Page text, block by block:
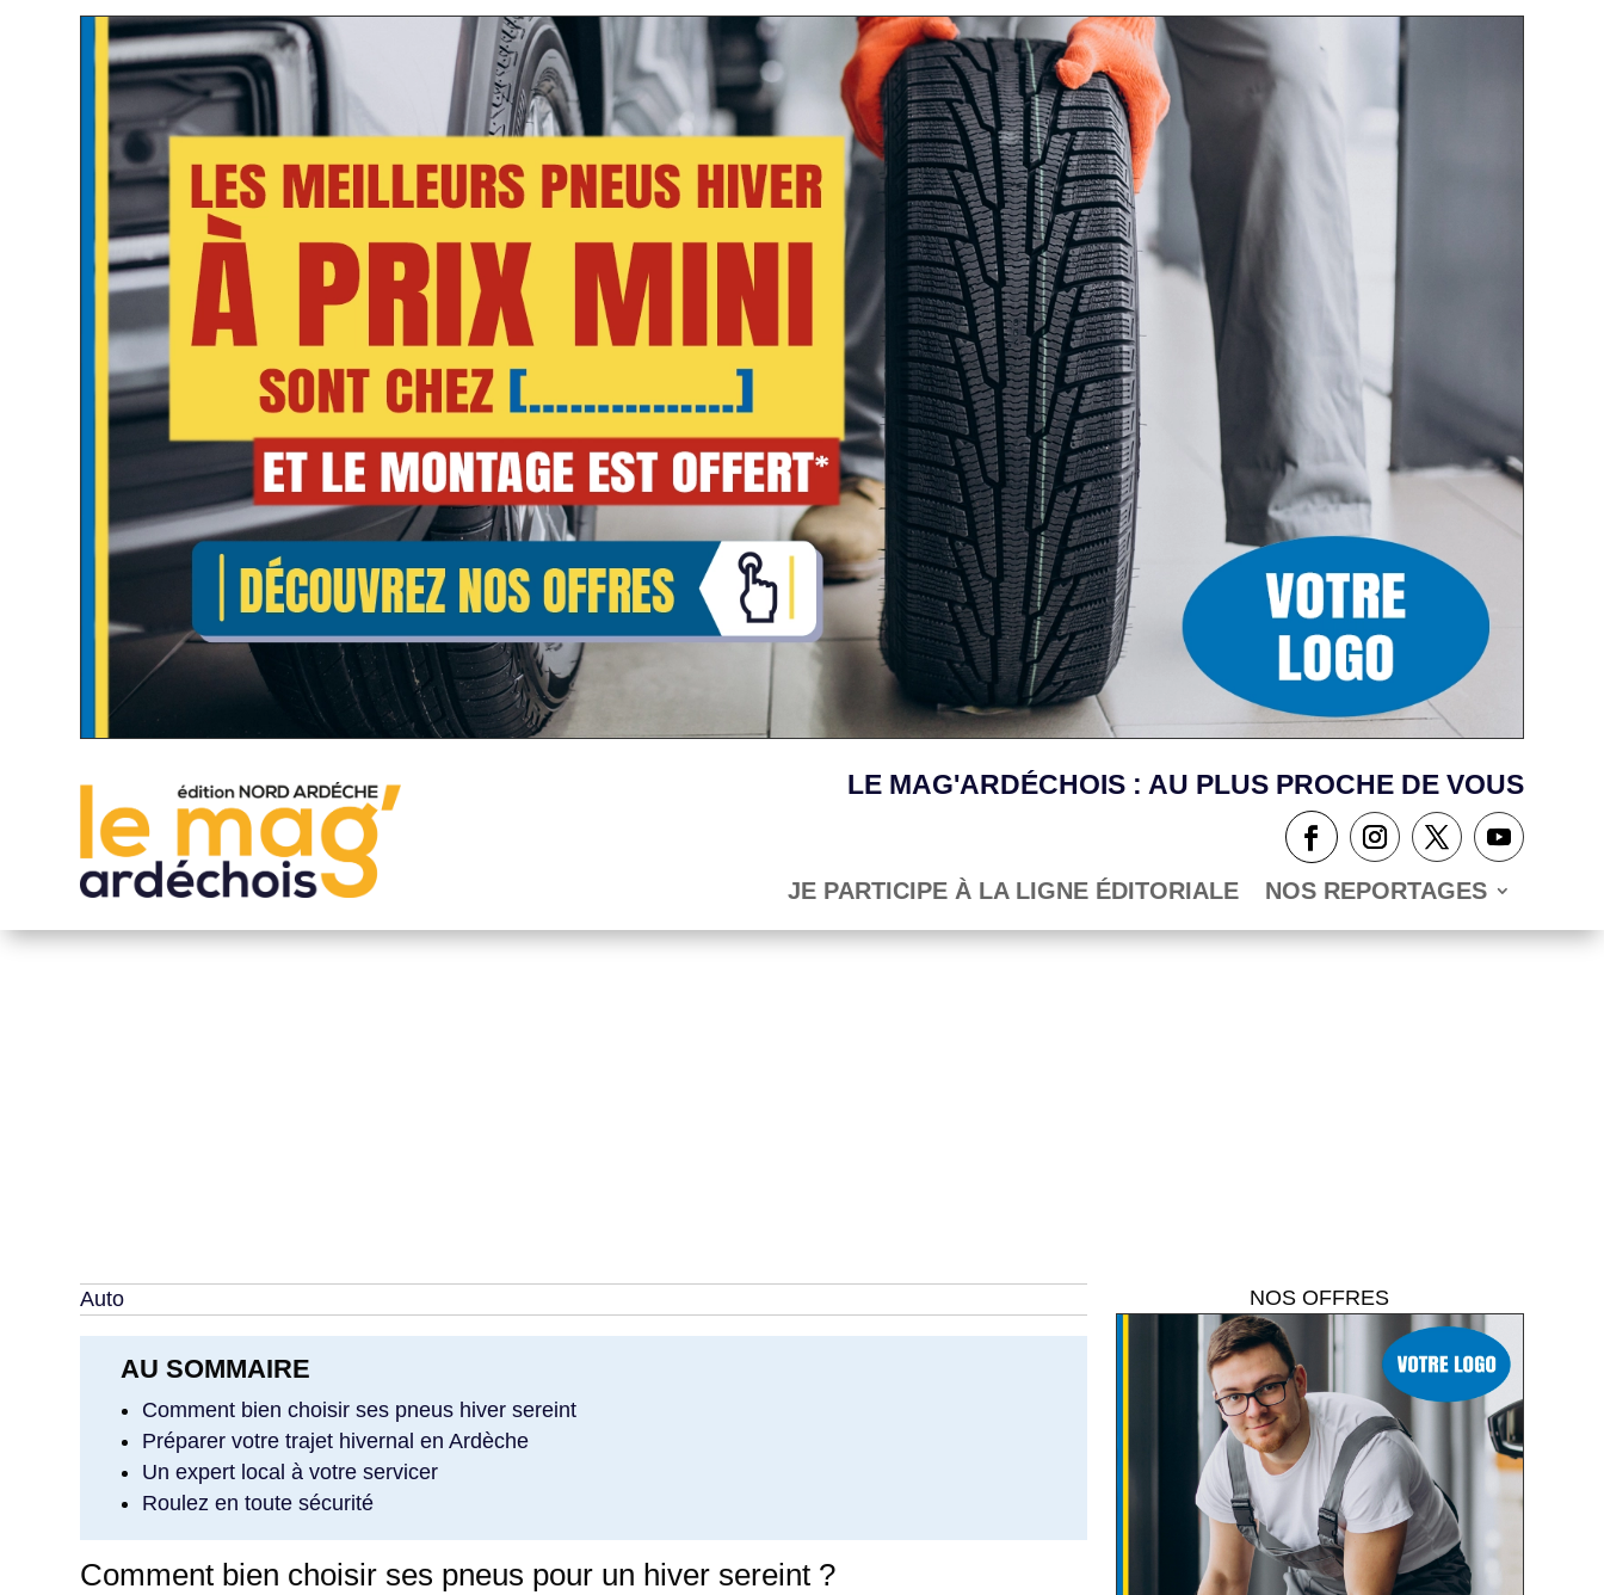
LE MAG'ARDÉCHOIS : AU PLUS PROCHE DE VOUS
JE PARTICIPE À LA LIGNE ÉDITORIALE NOS REPORTAGES
Auto
AU SOMMAIRE
Comment bien choisir ses pneus hiver sereint
Préparer votre trajet hivernal en Ardèche
Un expert local à votre servicer
Roulez en toute sécurité
Comment bien choisir ses pneus pour un hiver sereint ?
NOS OFFRES